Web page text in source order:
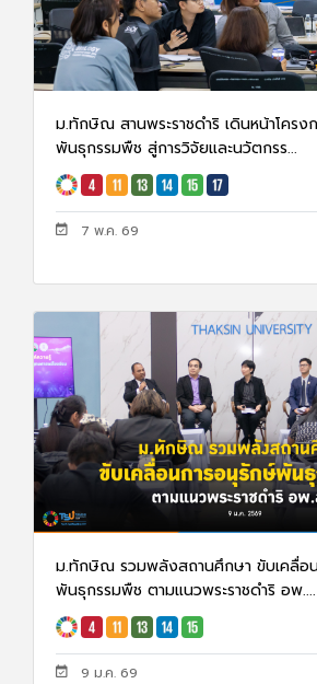
ม.ทักษิณ สานพระราชดำริ เดินหน้าโครง
พันธุกรรมพืช สู่การวิจัยและนวัตกรร...
7 พ.ค. 69
ม.ทักษิณ รวมพลังสถานศึกษา ขับเคลื่อ
พันธุกรรมพืช ตามแนวพระราชดำริ อพ....
9 ม.ค. 69